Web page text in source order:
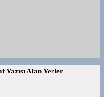
Yazısı Alan Yerler